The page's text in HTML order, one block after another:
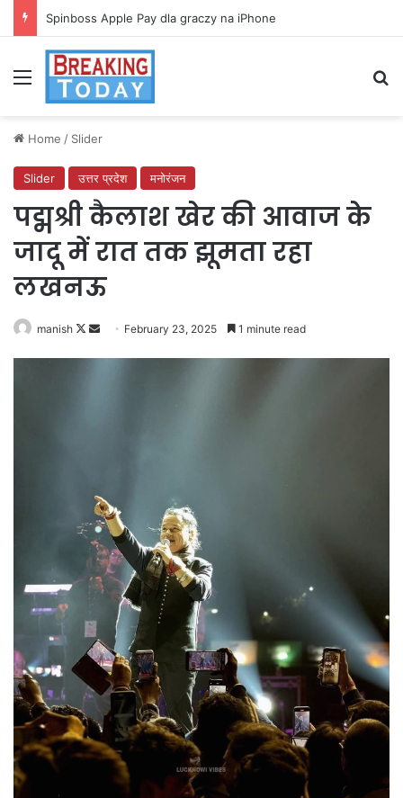
Spinboss Apple Pay dla graczy na iPhone
Menu
Home / Slider
Slider उत्तर प्रदेश मनोरंजन
पद्मश्री कैलाश खेर की आवाज के
जादू में रात तक झूमता रहा
लखनऊ
manish
Follow
Send February 23, 2025 1 minute read